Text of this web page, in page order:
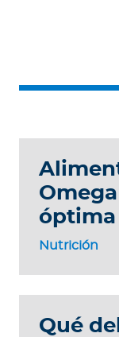
Nutrición
óptima
Qué